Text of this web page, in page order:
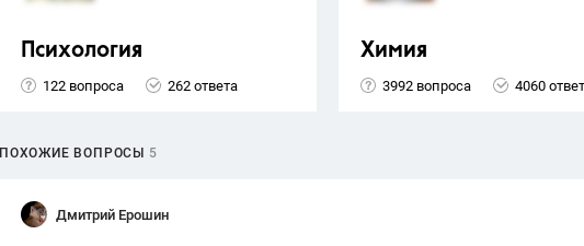
Психология
122 вопроса 262 ответа
Химия
3992 вопроса 4060
ПОХОЖИЕ ВОПРОСЫ 5
Дмитрий Ерошин